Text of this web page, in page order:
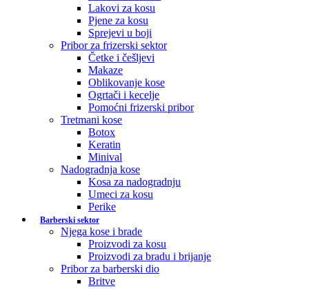
Lakovi za kosu
Pjene za kosu
Sprejevi u boji
Pribor za frizerski sektor
Četke i češljevi
Makaze
Oblikovanje kose
Ogrtači i kecelje
Pomoćni frizerski pribor
Tretmani kose
Botox
Keratin
Minival
Nadogradnja kose
Kosa za nadogradnju
Umeci za kosu
Perike
Barberski sektor
Njega kose i brade
Proizvodi za kosu
Proizvodi za bradu i brijanje
Pribor za barberski dio
Britve